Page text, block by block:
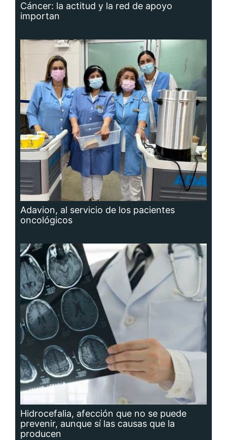
Cáncer: la actitud y la red de apoyo
importan
Adavion, al servicio de los pacientes
oncológicos
Hidrocefalia, afección que no se puede
prevenir, aunque sí las causas que la
producen